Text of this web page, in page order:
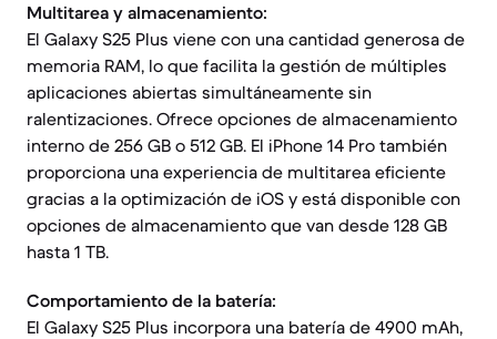
Multitarea y almacenamiento:
El Galaxy S25 Plus viene con una cantidad generosa de
memoria RAM, lo que facilita la gestión de múltiples
aplicaciones abiertas simultáneamente sin
ralentizaciones. Ofrece opciones de almacenamiento
interno de 256 GB o 512 GB. El iPhone 14 Pro también
proporciona una experiencia de multitarea eficiente
gracias a la optimización de iOS y está disponible con
opciones de almacenamiento que van desde 128 GB
hasta 1 TB.
Comportamiento de la batería:
El Galaxy S25 Plus incorpora una batería de 4900 mAh,